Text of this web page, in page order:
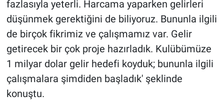
fazlasıyla yeterli. Harcama yaparken gelirleri
düşünmek gerektiğini de biliyoruz. Bununla ilgili
de birçok fikrimiz ve çalışmamız var. Gelir
getirecek bir çok proje hazırladık. Kulübümüze
1 milyar dolar gelir hedefi koyduk; bununla ilgili
çalışmalara şimdiden başladık' şeklinde
konuştu.